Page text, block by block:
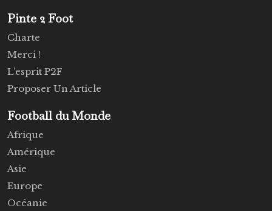
Pinte 2 Foot
Charte
Merci !
L’esprit P2F
Proposer Un Article
Football du Monde
Afrique
Amérique
Asie
Europe
Océanie